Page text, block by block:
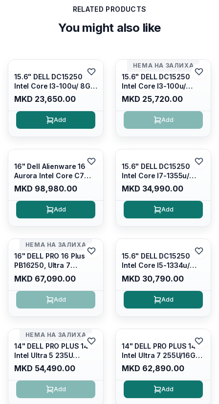
RELATED PRODUCTS
You might also like
15.6" DELL DC15250
Intel Core I3-100u/ 8GB
DDR4/ 512GB SSD M.2/
Iris Xe Graphics/ 120Hz
Anti-glare LED Display/
Backlit Kb/ Platinum
MKD 23,650.00
Add
НЕМА НА ЗАЛИХА
15.6" DELL DC15250
Intel Core I3-100u/
16GB DDR4/ 512GB SSD
M.2/ Iris Xe Graphics/
120Hz Anti-glare LED
Display/ Backlit Kb/
MKD 25,720.00
Add
16" Dell Alienware 16
Aurora Intel Core C7
240H /16GB RAM DDR5
5600mhz/ 1TB SSD M.2
Nvme/rtx4050 6GB/
Wqxga(2560x1600)
Win 11 Home/
MKD 98,980.00
Add
15.6" DELL DC15250
Intel Core I7-1355u/
16GB DDR4 / 512GB SSD
M.2 2230/ Intel UHD
Graphics/ 120Hz Anti-
glare FULLHD LED
MKD 34,990.00
Add
НЕМА НА ЗАЛИХА
16" DELL PRO 16 Plus
PB16250, Ultra 7
265U/16GB RAM (1x
16GB) 5600 Mhz DDR5/
512GB SSD M.2 Nvme/
/cam+mic,bt/backlit KB
MKD 67,090.00
Add
15.6" DELL DC15250
Intel Core I5-1334u/
16GB DDR4 (1x16gb
2666mhz)/ 512GB SSD
M.2 Nvme/ Intel UHD
Graphics/ 120Hz Anti-
MKD 30,790.00
Add
НЕМА НА ЗАЛИХА
14" DELL PRO PLUS 14
Intel Ultra 5 235U
Vpro/16gb RAM DDR5
5600mhz/ 512 GB SSD
M.2 Nvme
2230/FULLHD+ (16:10)
MKD 54,490.00
Add
14" DELL PRO PLUS 14
Intel Ultra 7 255U/16GB
RAM DDR5 5600mhz/
512 GB SSD M.2 Nvme
2230/FULLHD+ (16:10)
Ips/bt/backlit
MKD 62,890.00
Add